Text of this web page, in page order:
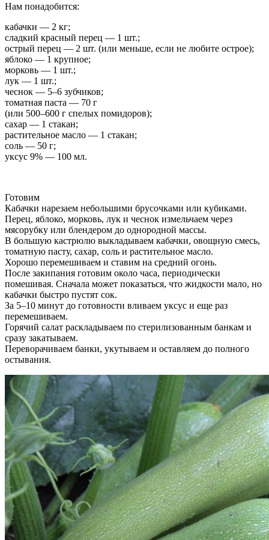
Нам понадобится:
кабачки — 2 кг;
сладкий красный перец — 1 шт.;
острый перец — 2 шт. (или меньше, если не любите острое);
яблоко — 1 крупное;
морковь — 1 шт.;
лук — 1 шт.;
чеснок — 5–6 зубчиков;
томатная паста — 70 г
(или 500–600 г спелых помидоров);
сахар — 1 стакан;
растительное масло — 1 стакан;
соль — 50 г;
уксус 9% — 100 мл.
Готовим
Кабачки нарезаем небольшими брусочками или кубиками.
Перец, яблоко, морковь, лук и чеснок измельчаем через
мясорубку или блендером до однородной массы.
В большую кастрюлю выкладываем кабачки, овощную смесь,
томатную пасту, сахар, соль и растительное масло.
Хорошо перемешиваем и ставим на средний огонь.
После закипания готовим около часа, периодически
помешивая. Сначала может показаться, что жидкости мало, но
кабачки быстро пустят сок.
За 5–10 минут до готовности вливаем уксус и еще раз
перемешиваем.
Горячий салат раскладываем по стерилизованным банкам и
сразу закатываем.
Переворачиваем банки, укутываем и оставляем до полного
остывания.